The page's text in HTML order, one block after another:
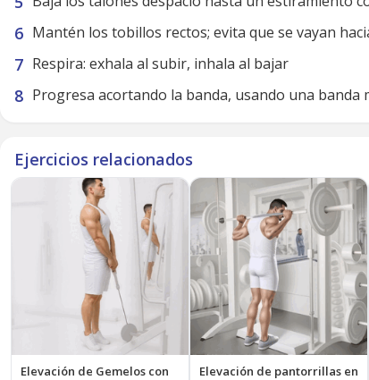
Mantén los tobillos rectos; evita que se vayan
Respira: exhala al subir, inhala al bajar
Progresa acortando la banda, usando una
Ejercicios relacionados
Elevación de Gemelos con
Elevación de pantorrillas en